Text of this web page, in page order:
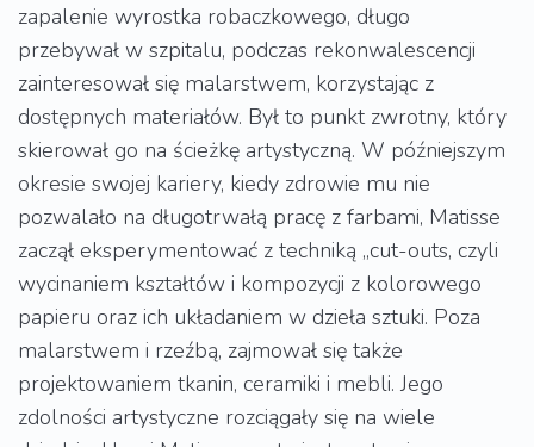
zapalenie wyrostka robaczkowego, długo
przebywał w szpitalu, podczas rekonwalescencji
zainteresował się malarstwem, korzystając z
dostępnych materiałów. Był to punkt zwrotny, który
skierował go na ścieżkę artystyczną. W późniejszym
okresie swojej kariery, kiedy zdrowie mu nie
pozwalało na długotrwałą pracę z farbami, Matisse
zaczął eksperymentować z techniką „cut-outs, czyli
wycinaniem kształtów i kompozycji z kolorowego
papieru oraz ich układaniem w dzieła sztuki. Poza
malarstwem i rzeźbą, zajmował się także
projektowaniem tkanin, ceramiki i mebli. Jego
zdolności artystyczne rozciągały się na wiele